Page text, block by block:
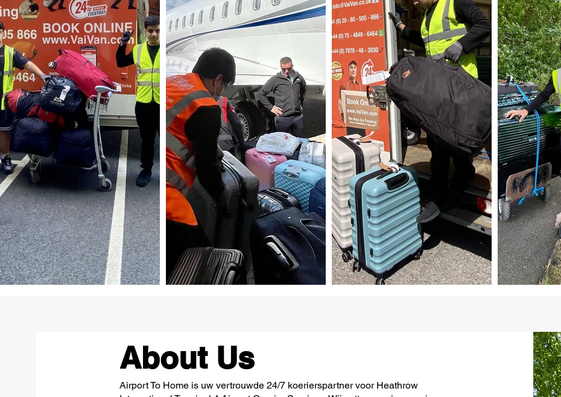
About Us
Airport To Home is uw vertrouwde 24/7 koerierspartner voor Heathrow